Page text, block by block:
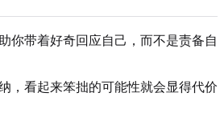
你带着好奇回应自己，而不是责备自
，看起来笨拙的可能性就会显得代价